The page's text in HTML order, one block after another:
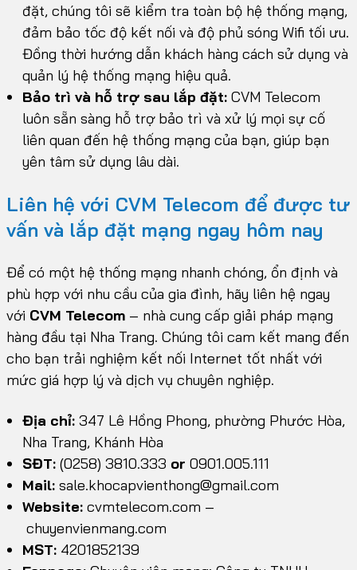
đặt, chúng tôi sẽ kiểm tra toàn bộ hệ thống mạng,
đảm bảo tốc độ kết nối và độ phủ sóng Wifi tối ưu.
Đồng thời hướng dẫn khách hàng cách sử dụng và
quản lý hệ thống mạng hiệu quả.
Bảo trì và hỗ trợ sau lắp đặt: CVM Telecom
luôn sẵn sàng hỗ trợ bảo trì và xử lý mọi sự cố
liên quan đến hệ thống mạng của bạn, giúp bạn
yên tâm sử dụng lâu dài.
Liên hệ với CVM Telecom để được tư
vấn và lắp đặt mạng ngay hôm nay
Để có một hệ thống mạng nhanh chóng, ổn định và
phù hợp với nhu cầu của gia đình, hãy liên hệ ngay
với CVM Telecom – nhà cung cấp giải pháp mạng
hàng đầu tại Nha Trang. Chúng tôi cam kết mang đến
cho bạn trải nghiệm kết nối Internet tốt nhất với
mức giá hợp lý và dịch vụ chuyên nghiệp.
Địa chỉ: 347 Lê Hồng Phong, phường Phước Hòa,
Nha Trang, Khánh Hòa
SĐT: (0258) 3810.333 or 0901.005.111
Mail: sale.khocapvienthong@gmail.com
Website: cvmtelecom.com –
chuyenvienmang.com
MST: 4201852139